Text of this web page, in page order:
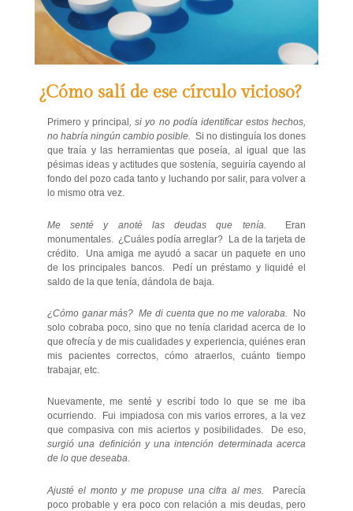
¿Cómo salí de ese círculo vicioso?
Primero y principal, si yo no podía identificar estos hechos,
no habría ningún cambio posible. Si no distinguía los dones
que traía y las herramientas que poseía, al igual que las
pésimas ideas y actitudes que sostenía, seguiría cayendo al
fondo del pozo cada tanto y luchando por salir, para volver a
lo mismo otra vez.
Me senté y anoté las deudas que tenía.
Eran
monumentales. ¿Cuáles podía arreglar? La de la tarjeta de
crédito. Una amiga me ayudó a sacar un paquete en uno
de los principales bancos. Pedí un préstamo y liquidé el
saldo de la que tenía, dándola de baja.
¿Cómo ganar más? Me di cuenta que no me valoraba.
No
solo cobraba poco, sino que no tenía claridad acerca de lo
que ofrecía y de mis cualidades y experiencia, quiénes eran
mis pacientes correctos, cómo atraerlos, cuánto tiempo
trabajar, etc.
Nuevamente, me senté y escribí todo lo que se me iba
ocurriendo. Fui impiadosa con mis varios errores, a la vez
que compasiva con mis aciertos y posibilidades. De eso,
surgió una definición y una intención determinada acerca
de lo que deseaba.
Ajusté el monto y me propuse una cifra al mes.
Parecía
poco probable y era poco con relación a mis deudas, pero